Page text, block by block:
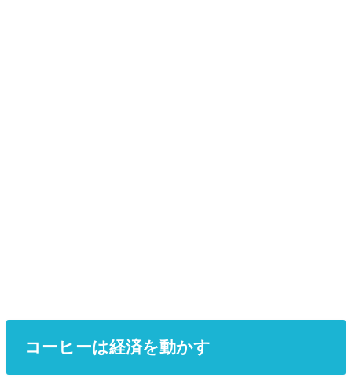
コーヒーは経済を動かす